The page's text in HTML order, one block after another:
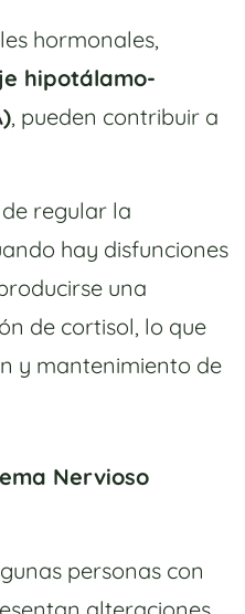
hormonales,
hipotálamo-
, pueden contribuir a
regular la
hay disfunciones
una
de cortisol, lo que
y mantenimiento de
Nervioso
personas con